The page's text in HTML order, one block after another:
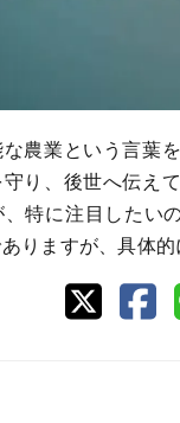
農業という言葉
り、後世へ伝え
、特に注目したい
りますが、具体